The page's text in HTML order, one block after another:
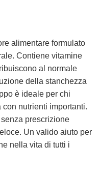
alimentare formulato
Contiene vitamine
al normale
della stanchezza
è ideale per chi
nutrienti importanti.
prescrizione
Un valido aiuto per
nella vita di tutti i